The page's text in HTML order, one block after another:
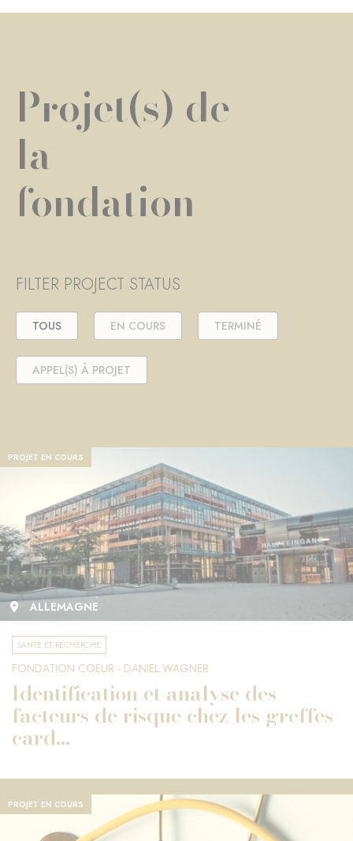
Projet(s) de
la
fondation
FILTER PROJECT STATUS
TOUS EN COURS TERMINÉ
APPEL(S) À PROJET
PROJET EN COURS
ALLEMAGNE
SANTÉ ET RECHERCHE
FONDATION COEUR - DANIEL WAGNER
Identification et analyse des
facteurs de risque chez les greffes
card...
PROJET EN COURS